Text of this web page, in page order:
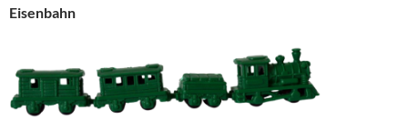
Eisenbahn